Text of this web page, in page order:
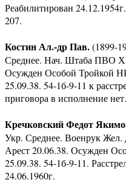
Реабилитирован
207.
Костин Ал.-др Пав.(1899-
Среднее. Нач. Штаба ПВО
Осужден Особой Тройкой
25.09.38. 54-1б-9-11 к
приговора в исполнение
Кречковский Федот
Укр. Среднее. Военрук
Арест 20.06.38. Осужден
25.09.38. 54-1б-9-11.
24.06.1960г.